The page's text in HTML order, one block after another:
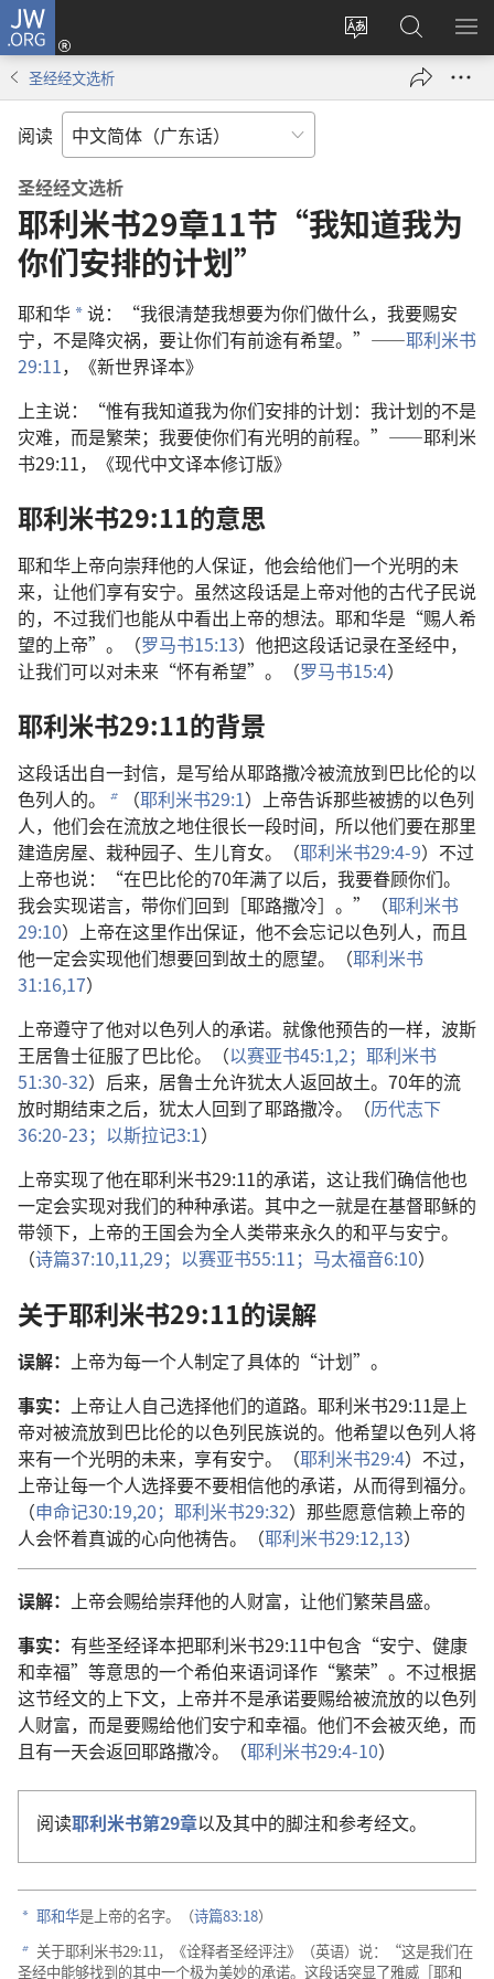
JW.ORG
更
登
录
（打
搜
索
JW.ORG
显
圣经经文选析
阅读
圣经经文选析
耶利米书29章11节“我知道我为
你们安排的计划”
耶和华 a说：“我很清楚我想要为你们做什么，我要赐安
宁，不是降灾祸，要让你们有前途有希望。”——耶利米书
29:11，《新世界译本》
上主说：“惟有我知道我为你们安排的计划：我计划的不是
灾难，而是繁荣；我要使你们有光明的前程。”——耶利米
书29:11，《现代中文译本修订版》
耶利米书29:11的意思
耶和华上帝向崇拜他的人保证，他会给他们一个光明的未
来，让他们享有安宁。虽然这段话是上帝对他的古代子民说
的，不过我们也能从中看出上帝的想法。耶和华是“赐人希
望的上帝”。（罗马书15:13）他把这段话记录在圣经中，
让我们可以对未来“怀有希望”。（罗马书15:4）
耶利米书29:11的背景
这段话出自一封信，是写给从耶路撒冷被流放到巴比伦的以
色列人的。
b （耶利米书29:1）上帝告诉那些被掳的以色列
人，他们会在流放之地住很长一段时间，所以他们要在那里
建造房屋、栽种园子、生儿育女。（耶利米书29:4-9）不过
上帝也说：“在巴比伦的70年满了以后，我要眷顾你们。
我会实现诺言，带你们回到［耶路撒冷］。”（耶利米书
29:10）上帝在这里作出保证，他不会忘记以色列人，而且
他一定会实现他们想要回到故土的愿望。（耶利米书
31:16,17）
上帝遵守了他对以色列人的承诺。就像他预告的一样，波斯
王居鲁士征服了巴比伦。（以赛亚书45:1,2； 耶利米书
51:30-32）后来，居鲁士允许犹太人返回故土。70年的流
放时期结束之后，犹太人回到了耶路撒冷。（历代志下
36:20-23； 以斯拉记3:1）
上帝实现了他在耶利米书29:11的承诺，这让我们确信他也
一定会实现对我们的种种承诺。其中之一就是在基督耶稣的
带领下，上帝的王国会为全人类带来永久的和平与安宁。
（诗篇37:10,11,29； 以赛亚书55:11； 马太福音6:10）
关于耶利米书29:11的误解
误解：
上帝为每一个人制定了具体的“计划”。
事实：
上帝让人自己选择他们的道路。耶利米书29:11是上
帝对被流放到巴比伦的以色列民族说的。他希望以色列人将
来有一个光明的未来，享有安宁。（耶利米书29:4）不过，
上帝让每一个人选择要不要相信他的承诺，从而得到福分。
（申命记30:19,20； 耶利米书29:32）那些愿意信赖上帝的
人会怀着真诚的心向他祷告。（耶利米书29:12,13）
误解：
上帝会赐给崇拜他的人财富，让他们繁荣昌盛。
事实： 有些圣经译本把耶利米书29:11中包含“安宁、健康
和幸福”等意思的一个希伯来语词译作“繁荣”。不过根据
这节经文的上下文，上帝并不是承诺要赐给被流放的以色列
人财富，而是要赐给他们安宁和幸福。他们不会被灭绝，而
且有一天会返回耶路撒冷。（耶利米书29:4-10）
阅读耶利米书第29章以及其中的脚注和参考经文。
a 耶和华是上帝的名字。（诗篇83:18）
b 关于耶利米书29:11，《诠释者圣经评注》（英语）说：“这是我们在
圣经中能够找到的其中一个极为美妙的承诺。这段话突显了雅威［耶和